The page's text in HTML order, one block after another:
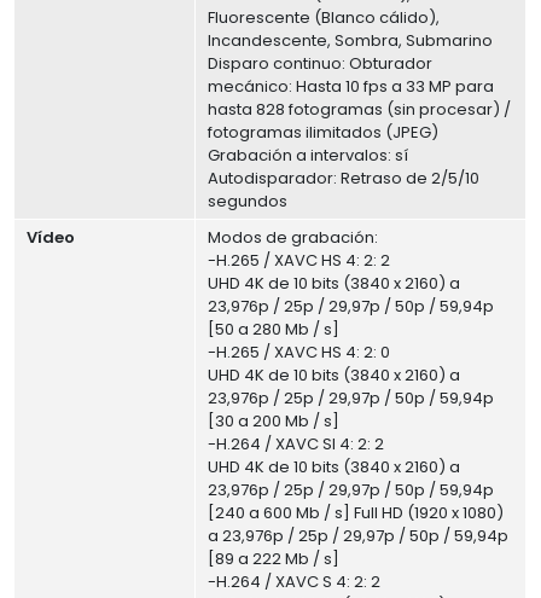
Fluorescente (Blanco cálido),
Incandescente, Sombra, Submarino
Disparo continuo: Obturador
mecánico: Hasta 10 fps a 33 MP para
hasta 828 fotogramas (sin procesar) /
fotogramas ilimitados (JPEG)
Grabación a intervalos: sí
Autodisparador: Retraso de 2/5/10
segundos
Vídeo
Modos de grabación:
-H.265 / XAVC HS 4: 2: 2
UHD 4K de 10 bits (3840 x 2160) a
23,976p / 25p / 29,97p / 50p / 59,94p
[50 a 280 Mb / s]
-H.265 / XAVC HS 4: 2: 0
UHD 4K de 10 bits (3840 x 2160) a
23,976p / 25p / 29,97p / 50p / 59,94p
[30 a 200 Mb / s]
-H.264 / XAVC SI 4: 2: 2
UHD 4K de 10 bits (3840 x 2160) a
23,976p / 25p / 29,97p / 50p / 59,94p
[240 a 600 Mb / s] Full HD (1920 x 1080)
a 23,976p / 25p / 29,97p / 50p / 59,94p
[89 a 222 Mb / s]
-H.264 / XAVC S 4: 2: 2